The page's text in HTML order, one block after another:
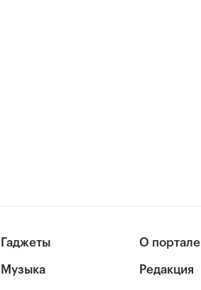
Гаджеты
Музыка
О портале
Редакция